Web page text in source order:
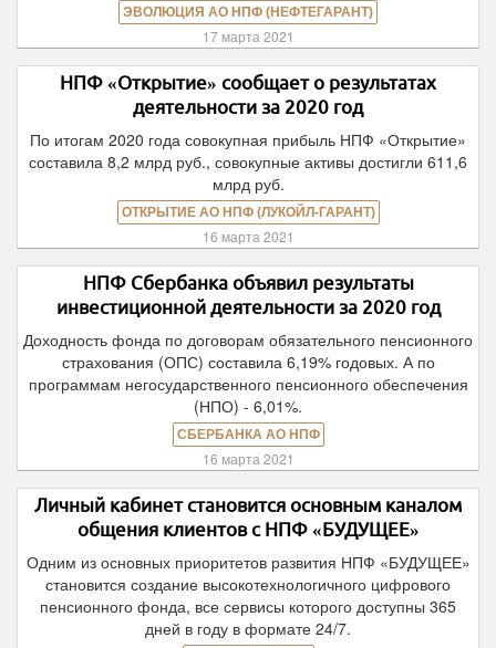
ЭВОЛЮЦИЯ АО НПФ (НЕФТЕГАРАНТ)
17 марта 2021
НПФ «Открытие» сообщает о результатах
деятельности за 2020 год
По итогам 2020 года совокупная прибыль НПФ «Открытие»
составила 8,2 млрд руб., совокупные активы достигли 611,6
млрд руб.
ОТКРЫТИЕ АО НПФ (ЛУКОЙЛ-ГАРАНТ)
16 марта 2021
НПФ Сбербанка объявил результаты
инвестиционной деятельности за 2020 год
Доходность фонда по договорам обязательного пенсионного
страхования (ОПС) составила 6,19% годовых. А по
программам негосударственного пенсионного обеспечения
(НПО) - 6,01%.
СБЕРБАНКА АО НПФ
16 марта 2021
Личный кабинет становится основным каналом
общения клиентов с НПФ «БУДУЩЕЕ»
Одним из основных приоритетов развития НПФ «БУДУЩЕЕ»
становится создание высокотехнологичного цифрового
пенсионного фонда, все сервисы которого доступны 365
дней в году в формате 24/7.